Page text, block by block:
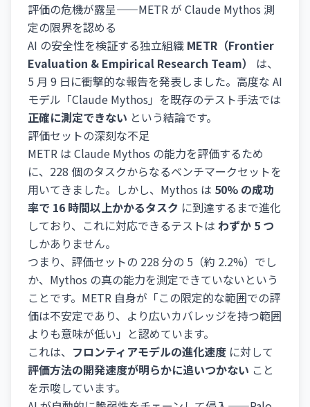
評価の危機が露呈——METR が Claude Mythos 測
定の限界を認める
AI の安全性を検証する独立組織 METR（Frontier
Evaluation & Empirical Research Team）
は、
5 月 9 日に衝撃的な報告を発表しました。高度な AI
モデル「Claude Mythos」を既存のテスト手法では
正確に測定できない という結論です。
評価セットの深刻な不足
METR は Claude Mythos の能力を評価するため
に、228 個のタスクからなるベンチマークセットを
用いてきました。しかし、Mythos は 50% の成功
率で 16 時間以上かかるタスク に到達するまで進化
しており、これに対応できるテストは わずか 5 つ
しかありません。
つまり、評価セットの 228 分の 5（約 2.2%）でし
か、Mythos の真の能力を測定できていないという
ことです。METR 自身が「この限定的な範囲での評
価は不安定であり、より広いカバレッジを持つ範囲
よりも意味が低い」と認めています。
これは、 フロンティアモデルの進化速度 に対して
評価方法の開発速度が明らかに追いつかない こと
を示唆しています。